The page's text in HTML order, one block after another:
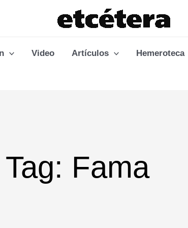
Video Artículos Hemeroteca
Tag: Fama